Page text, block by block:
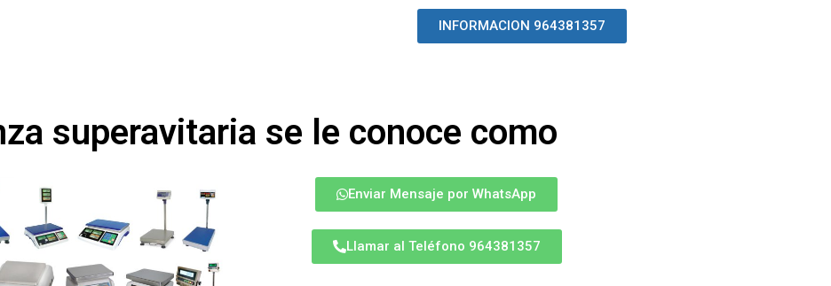
INFORMACION 964381357
superavitaria se le conoce como
Enviar Mensaje por WhatsApp
Llamar al Teléfono 964381357